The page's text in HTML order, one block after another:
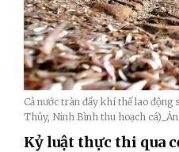
Cả nước tràn đầy khí thế lao động
Thủy, Ninh Bình thu hoạch
Kỷ luật thực thi qua